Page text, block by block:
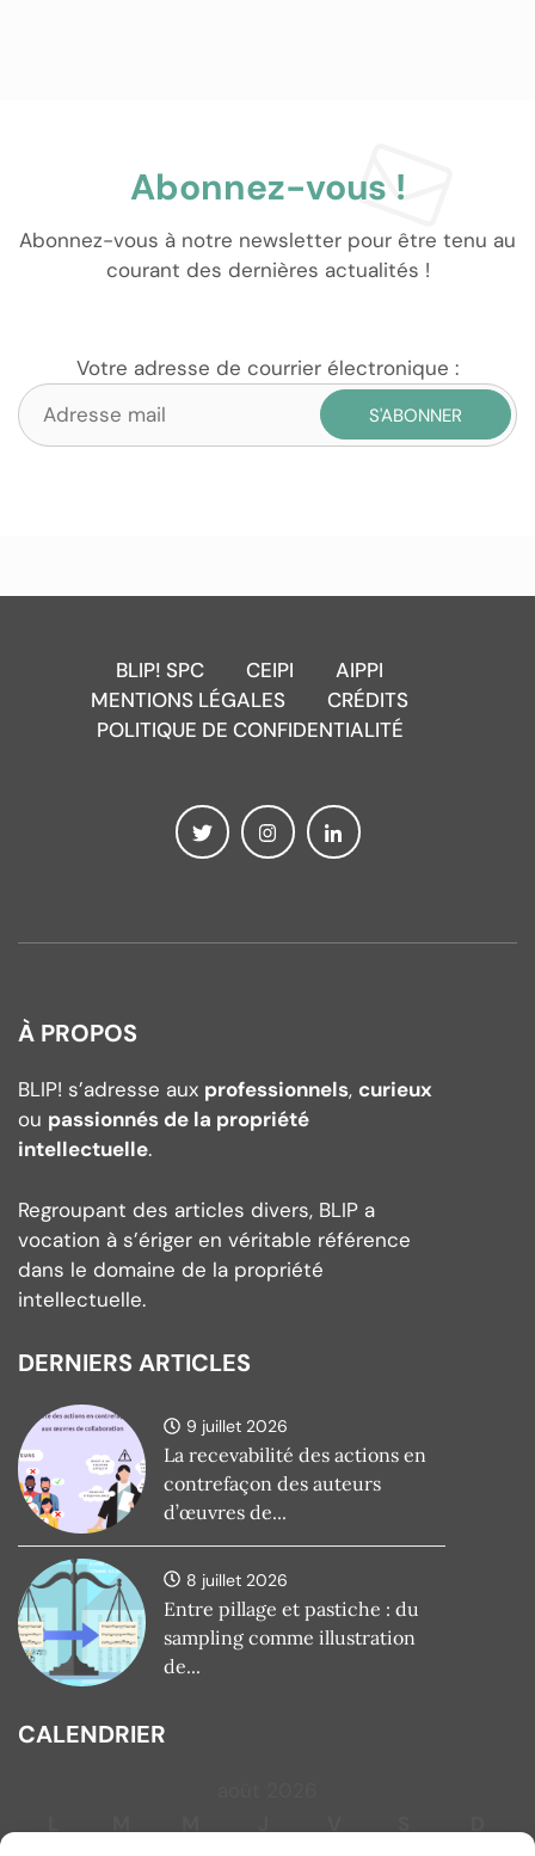
Abonnez-vous !
Abonnez-vous à notre newsletter pour être tenu au
courant des dernières actualités !
Votre adresse de courrier électronique :
BLIP! SPC CEIPI
AIPPI
MENTIONS LÉGALES
CRÉDITS
POLITIQUE DE CONFIDENTIALITÉ
À PROPOS
BLIP! s’adresse aux professionnels, curieux
ou passionnés de la propriété
intellectuelle.
Regroupant des articles divers, BLIP a
vocation à s’ériger en véritable référence
dans le domaine de la propriété
intellectuelle.
DERNIERS ARTICLES
9 juillet 2026
La recevabilité des actions en
contrefaçon des auteurs
d’œuvres de...
8 juillet 2026
Entre pillage et pastiche : du
sampling comme illustration
de...
CALENDRIER